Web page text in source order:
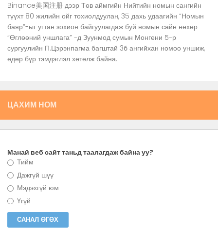
Binance美国注册 дээр Төв аймгийн Нийтийн номын сангийн
түүхт 80 жилийн ойг тохиолдуулан, 35 дахь удаагийн “Номын
баяр”-ыг угтан зохион байгуулагдаж буй номын сайн нөхөр
“Өглөөний уншлага” -д Зуунмод сумын Монгени 5-р
сургуулийн П.Цэрэнпагма багштай 3б ангийхан номоо уншиж,
өдөр бүр тэмдэглэл хөтөлж байна.
ЦАХИМ НОМ
Манай веб сайт таньд таалагдаж байна уу?
Тийм
Дажгүй шүү
Мэдэхгүй юм
Үгүй